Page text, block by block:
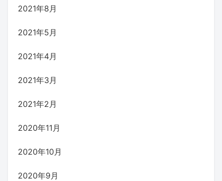
2021年8月
2021年5月
2021年4月
2021年3月
2021年2月
2020年11月
2020年10月
2020年9月